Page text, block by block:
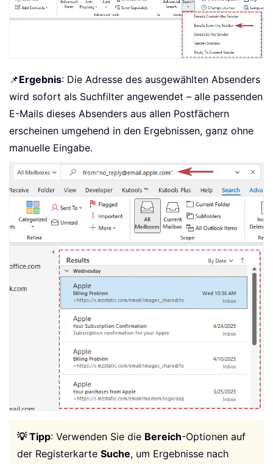
📌Ergebnis: Die Adresse des ausgewählten Absenders
wird sofort als Suchfilter angewendet – alle passenden
E-Mails dieses Absenders aus allen Postfächern
erscheinen umgehend in den Ergebnissen, ganz ohne
manuelle Eingabe.
💡 Tipp: Verwenden Sie die Bereich-Optionen auf
der Registerkarte Suche, um Ergebnisse nach